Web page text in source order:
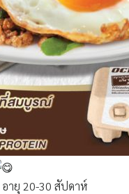
อายุ 20-30 สัปดาห์